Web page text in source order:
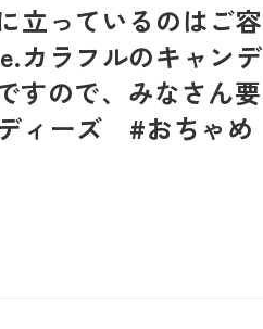
立っているのはご容
カラフルのキャンデ
すので、みなさん要
ィーズ #おちゃめ